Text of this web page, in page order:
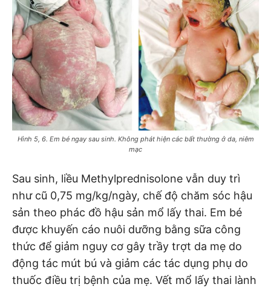
Hình 5, 6. Em bé ngay sau sinh. Không phát hiện các bất thường ở da, niêm
mạc
Sau sinh, liều Methylprednisolone vẫn duy trì
như cũ 0,75 mg/kg/ngày, chế độ chăm sóc hậu
sản theo phác đồ hậu sản mổ lấy thai. Em bé
được khuyến cáo nuôi dưỡng bằng sữa công
thức để giảm nguy cơ gây trầy trợt da mẹ do
động tác mút bú và giảm các tác dụng phụ do
thuốc điều trị bệnh của mẹ. Vết mổ lấy thai lành